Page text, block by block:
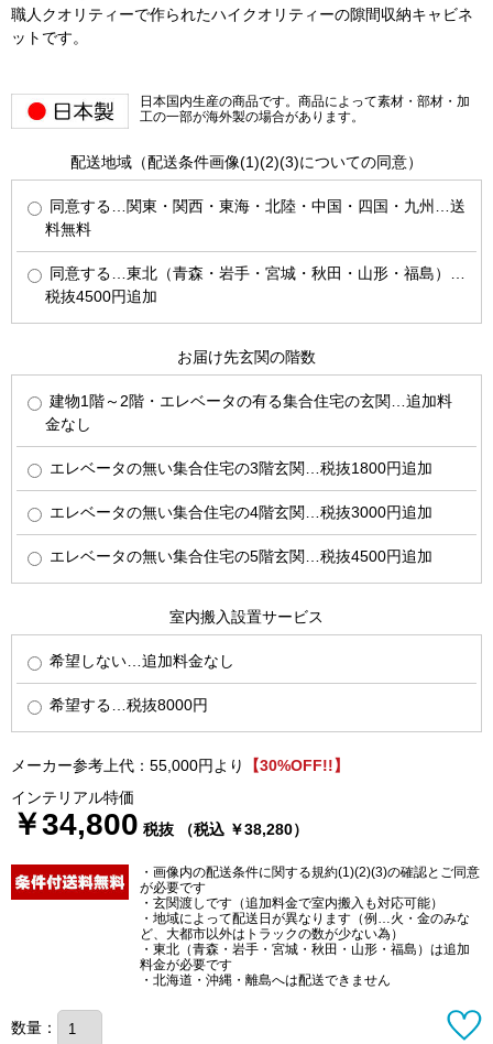
職人クオリティーで作られたハイクオリティーの隙間収納キャビネ
ットです。
日本国内生産の商品です。商品によって素材・部材・加
工の一部が海外製の場合があります。
配送地域（配送条件画像(1)(2)(3)についての同意）
同意する…関東・関西・東海・北陸・中国・四国・九州…送
料無料
同意する…東北（青森・岩手・宮城・秋田・山形・福島）…
税抜4500円追加
お届け先玄関の階数
建物1階～2階・エレベータの有る集合住宅の玄関…追加料
金なし
エレベータの無い集合住宅の3階玄関…税抜1800円追加
エレベータの無い集合住宅の4階玄関…税抜3000円追加
エレベータの無い集合住宅の5階玄関…税抜4500円追加
室内搬入設置サービス
希望しない…追加料金なし
希望する…税抜8000円
メーカー参考上代：55,000円より
【30%OFF!!】
インテリアル特価
￥34,800 税抜 （税込 ￥38,280）
・画像内の配送条件に関する規約(1)(2)(3)の確認とご同意
が必要です
・玄関渡しです（追加料金で室内搬入も対応可能）
・地域によって配送日が異なります（例…火・金のみな
ど、大都市以外はトラックの数が少ない為）
・東北（青森・岩手・宮城・秋田・山形・福島）は追加
料金が必要です
・北海道・沖縄・離島へは配送できません
数量：